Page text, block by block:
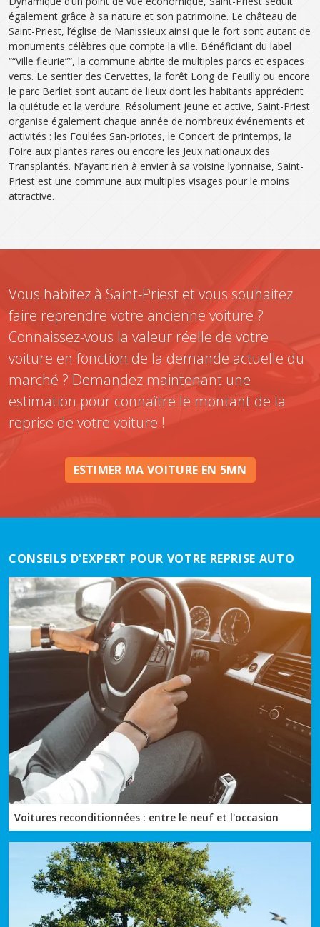
également grâce à sa nature et son patrimoine. Le château de
Saint-Priest, l’église de Manissieux ainsi que le fort sont autant de
monuments célèbres que compte la ville. Bénéficiant du label
““Ville fleurie”“, la commune abrite de multiples parcs et espaces
verts. Le sentier des Cervettes, la forêt Long de Feuilly ou encore
le parc Berliet sont autant de lieux dont les habitants apprécient
la quiétude et la verdure. Résolument jeune et active, Saint-Priest
organise également chaque année de nombreux événements et
activités : les Foulées San-priotes, le Concert de printemps, la
Foire aux plantes rares ou encore les Jeux nationaux des
Transplantés. N’ayant rien à envier à sa voisine lyonnaise, Saint-
Priest est une commune aux multiples visages pour le moins
attractive.
Vous habitez à Saint-Priest et vous souhaitez
faire reprendre votre ancienne voiture ?
Connaissez-vous la valeur réelle de votre
voiture en fonction de la demande actuelle du
marché ? Demandez maintenant une
estimation pour connaître le montant de la
reprise de votre voiture !
ESTIMER MA VOITURE EN 5MN
CONSEILS D'EXPERT POUR VOTRE REPRISE AUTO
Voitures reconditionnées : entre le neuf et l'occasion